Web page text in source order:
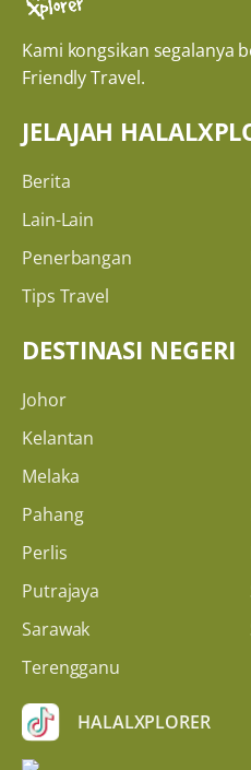
Kami kongsikan segalanya
Friendly Travel.
JELAJAH
Berita
Lain-Lain
Penerbangan
Tips Travel
DESTINASI NEGERI
Johor
Kelantan
Melaka
Pahang
Perlis
Putrajaya
Sarawak
Terengganu
HALALXPLORER